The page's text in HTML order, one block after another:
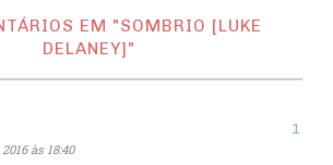
EM "SOMBRIO [LUKE
DELANEY]"
às 18:40